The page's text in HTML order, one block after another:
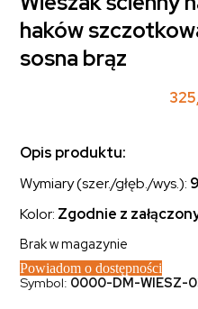
haków
sosna brąz
Opis produktu:
Wymiary (szer./głęb./wys.):
Kolor: Zgodnie z
Brak w magazynie
Powiadom o dostępności
Symbol: 0000-DM-WIESZ-